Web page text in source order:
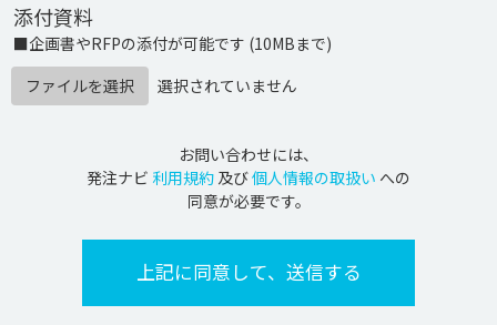
添付資料
■企画書やRFPの添付が可能です (10MBまで)
ファイルを選択
選択されていません
お問い合わせには、
発注ナビ 利用規約 及び個人情報の取扱い への
同意が必要です。